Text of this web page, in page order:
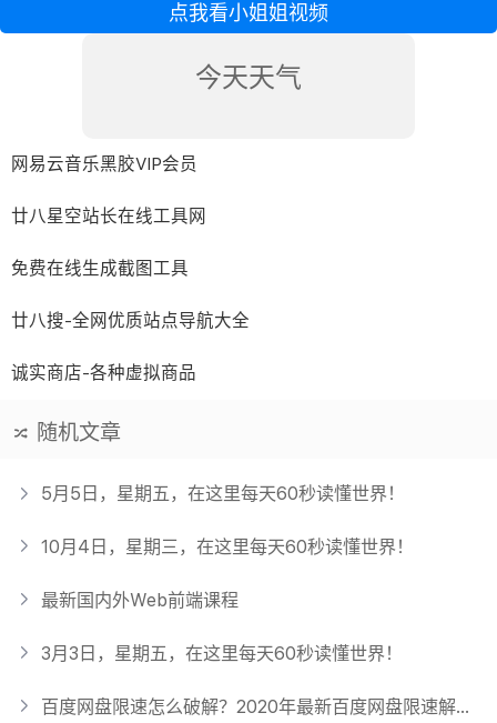
点我看小姐姐视频
今天天气
网易云音乐黑胶VIP会员
廿八星空站长在线工具网
免费在线生成截图工具
廿八搜-全网优质站点导航大全
诚实商店-各种虚拟商品
随机文章
5月5日，星期五，在这里每天60秒读懂世界！
10月4日，星期三，在这里每天60秒读懂世界！
最新国内外Web前端课程
3月3日，星期五，在这里每天60秒读懂世界！
百度网盘限速怎么破解？2020年最新百度网盘限速解决方法（一）